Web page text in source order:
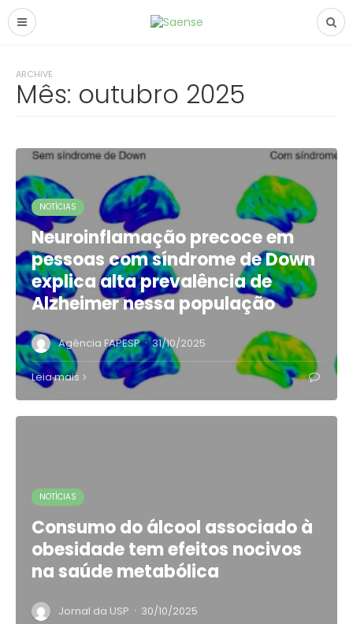
ARCHIVE
Mês: outubro 2025
NOTÍCIAS
Neuroinflamação precoce em
pessoas com síndrome de Down
explica alta prevalência de
Alzheimer nessa população
Agência FAPESP · 31/10/2025
Leia mais
NOTÍCIAS
Consumo do álcool associado à
obesidade tem efeitos nocivos
na saúde metabólica
Jornal da USP · 30/10/2025